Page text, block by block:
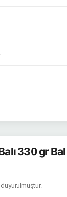
330 gr Bal